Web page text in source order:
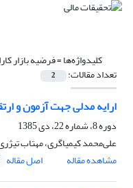
کلیدواژه‌ها =فرضیه بازار کارا
تعداد مقالات: 2
ارایه مدلی جهت آزمون و
دوره 8، شماره 22، دی 1385
علی‌محمد کیمیاگری، مهتاب
مشاهده مقاله
اصل مقاله